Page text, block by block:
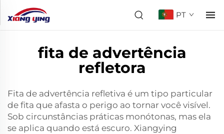
PT
fita de advertência
refletora
Fita de advertência refletiva é um tipo particular
de fita que afasta o perigo ao tornar você visível.
Sob circunstâncias práticas monótonas, mas ela
se aplica quando está escuro. Xiangying